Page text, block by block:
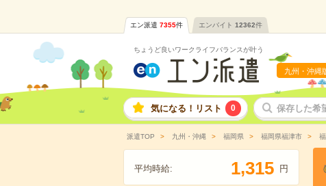
エン派遣 7355件 エンバイト 12362件
ちょうど良いワークライフバランスが叶う
九州・沖縄
気になる！リスト 0 保存した希
派遣TOP 九州・沖縄 福岡県 福岡県福津市
平均時給: 1,315 円